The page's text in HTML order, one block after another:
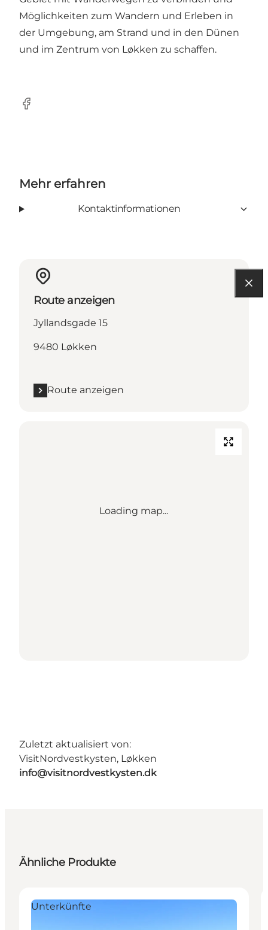
Möglichkeiten zum Wandern und Erleben in
der Umgebung, am Strand und in den Dünen
und im Zentrum von Løkken zu schaffen.
Facebook
Mehr erfahren
Kontaktinformationen
Route anzeigen
Jyllandsgade 15
9480 Løkken
Route anzeigen
Loading map...
Zuletzt aktualisiert von:
VisitNordvestkysten, Løkken
info@visitnordvestkysten.dk
Ähnliche Produkte
Unterkünfte